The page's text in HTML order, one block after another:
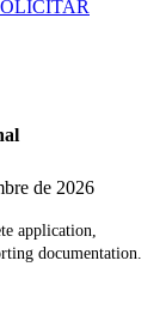
de 2026
application,
documentation.